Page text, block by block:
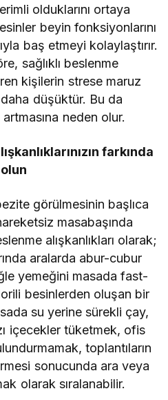
olduklarını ortaya
beyin fonksiyonlarını
baş etmeyi kolaylaştırır.
sağlıklı beslenme
kişilerin strese maruz
daha düşüktür. Bu da
artmasına neden olur.
farkında
olun
görülmesinin başlıca
masabaşında
alışkanlıkları olarak;
aralarda abur-cubur
yemeğini masada fast-
besinlerden oluşan bir
su yerine sürekli çay,
içecekler tüketmek, ofis
toplantıların
sonucunda ara veya
olarak sıralanabilir.